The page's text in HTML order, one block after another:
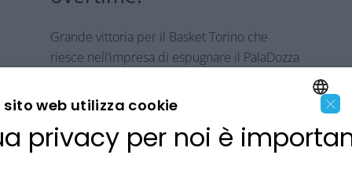
Grande vittoria per il Basket Torino che
riesce nell’impresa di espugnare il PalaDozza
per i gialloblù. Cinque uomini in doppia cifra
migliore, autore di 24 punti.
ENGLISH
×
sito web utilizza cookie
privacy per noi è